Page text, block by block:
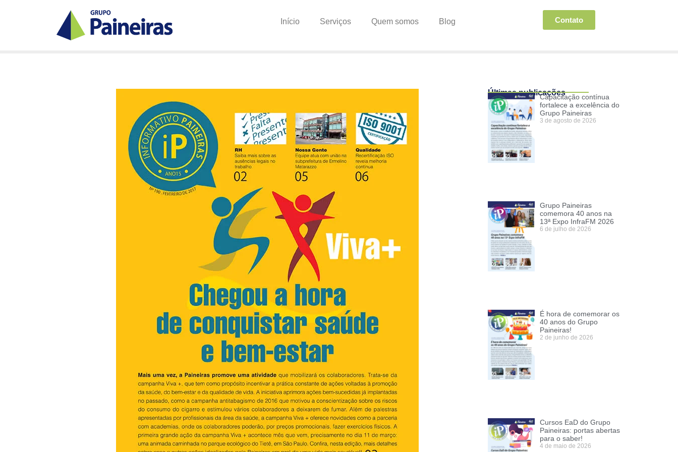
Início Serviços Quem somos Blog Contato
Últimas publicaçõesCapacitação contínua
fortalece a excelência do
Grupo Paineiras
3 de agosto de 2026
Grupo Paineiras
comemora 40 anos na
13ª Expo InfraFM 2026
6 de julho de 2026
É hora de comemorar os
40 anos do Grupo
Paineiras!
2 de junho de 2026
Cursos EaD do Grupo
Paineiras: portas abertas
para o saber!
4 de maio de 2026